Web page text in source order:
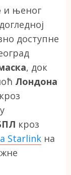
и њеног
доступне
, док
Лондона
кроз
Starlink на